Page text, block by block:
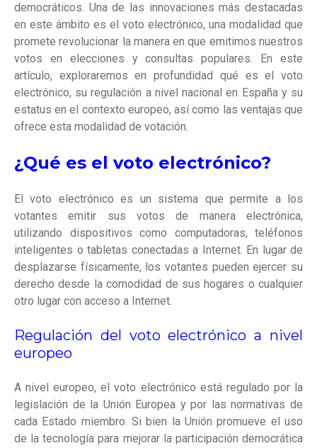
democráticos. Una de las innovaciones más destacadas
en este ámbito es el voto electrónico, una modalidad que
promete revolucionar la manera en que emitimos nuestros
votos en elecciones y consultas populares. En este
artículo, exploraremos en profundidad qué es el voto
electrónico, su regulación a nivel nacional en España y su
estatus en el contexto europeo, así como las ventajas que
ofrece esta modalidad de votación.
¿Qué es el voto electrónico?
El voto electrónico es un sistema que permite a los
votantes emitir sus votos de manera electrónica,
utilizando dispositivos como computadoras, teléfonos
inteligentes o tabletas conectadas a Internet. En lugar de
desplazarse físicamente, los votantes pueden ejercer su
derecho desde la comodidad de sus hogares o cualquier
otro lugar con acceso a Internet.
Regulación del voto electrónico a nivel
europeo
A nivel europeo, el voto electrónico está regulado por la
legislación de la Unión Europea y por las normativas de
cada Estado miembro. Si bien la Unión promueve el uso
de la tecnología para mejorar la participación democrática